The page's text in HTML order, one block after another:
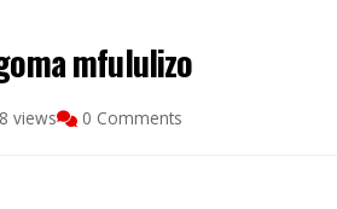
mfululizo
views 0 Comments